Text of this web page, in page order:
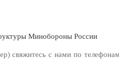
Минобороны России
свяжитесь с нами по